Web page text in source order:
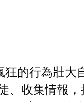
的行為壯大
、收集情報